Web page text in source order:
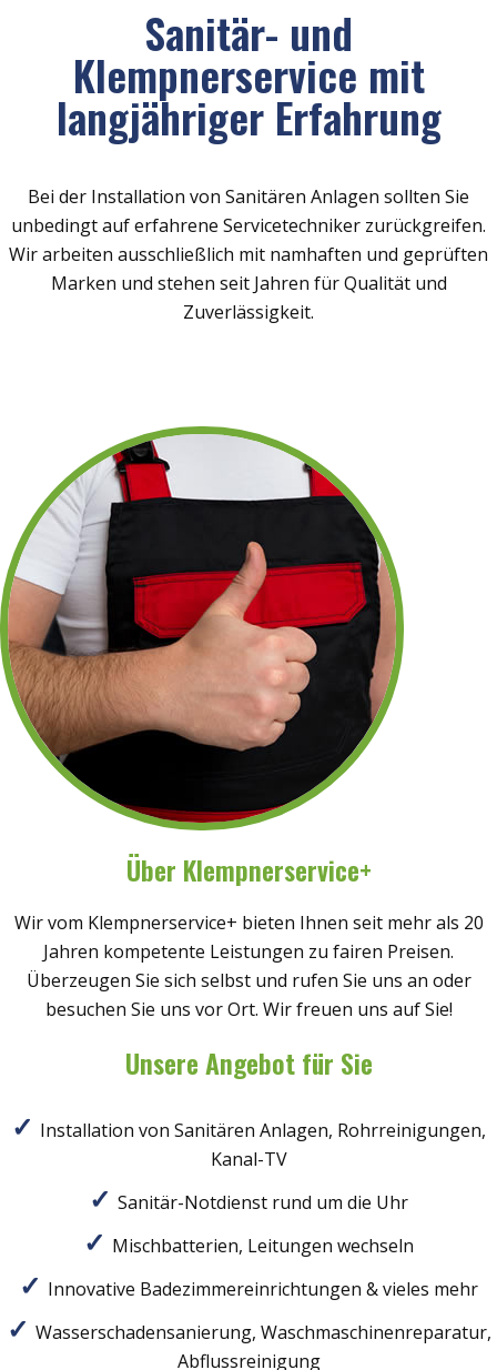
Sanitär- und
Klempnerservice mit
langjähriger Erfahrung
Bei der Installation von Sanitären Anlagen sollten Sie
unbedingt auf erfahrene Servicetechniker zurückgreifen.
Wir arbeiten ausschließlich mit namhaften und geprüften
Marken und stehen seit Jahren für Qualität und
Zuverlässigkeit.
Über Klempnerservice+
Wir vom Klempnerservice+ bieten Ihnen seit mehr als 20
Jahren kompetente Leistungen zu fairen Preisen.
Überzeugen Sie sich selbst und rufen Sie uns an oder
besuchen Sie uns vor Ort. Wir freuen uns auf Sie!
Unsere Angebot für Sie
Installation von Sanitären Anlagen, Rohrreinigungen,
Kanal-TV
Sanitär-Notdienst rund um die Uhr
Mischbatterien, Leitungen wechseln
Innovative Badezimmereinrichtungen & vieles mehr
Wasserschadensanierung, Waschmaschinenreparatur,
Abflussreinigung